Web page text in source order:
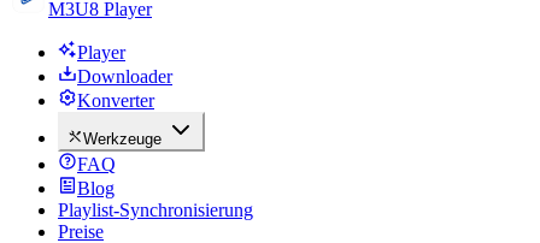
M3U8 Player
Player
Downloader
Konverter
Werkzeuge
FAQ
Blog
Playlist-Synchronisierung
Preise